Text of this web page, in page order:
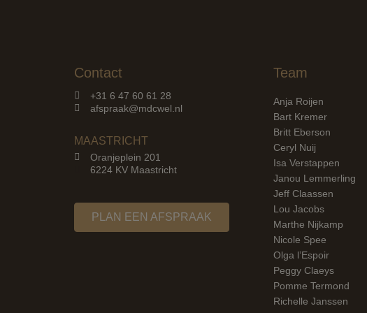
Contact
+31 6 47 60 61 28
afspraak@mdcwel.nl
MAASTRICHT
Oranjeplein 201
6224 KV Maastricht
PLAN EEN AFSPRAAK
Team
Anja Roijen
Bart Kremer
Britt Eberson
Ceryl Nuij
Isa Verstappen
Janou Lemmerling
Jeff Claassen
Lou Jacobs
Marthe Nijkamp
Nicole Spee
Olga l’Espoir
Peggy Claeys
Pomme Termond
Richelle Janssen